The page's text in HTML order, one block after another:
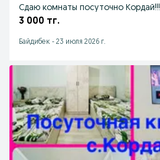
Сдаю комнаты посуточно Кордай!!!
3 000 тг.
Байдибек - 23 июля 2026 г.